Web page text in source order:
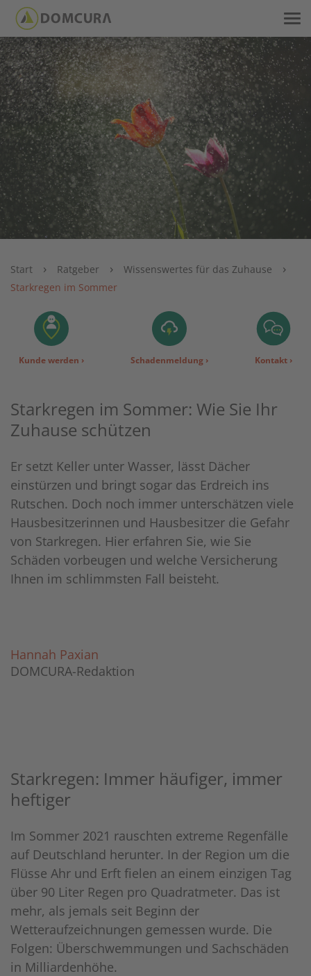
Start › Ratgeber › Wissenswertes für das Zuhause ›
Starkregen im Sommer
Kunde werden › Schadenmeldung › Kontakt ›
Starkregen im Sommer: Wie Sie Ihr
Zuhause schützen
Er setzt Keller unter Wasser, lässt Dächer
einstürzen und bringt sogar das Erdreich ins
Rutschen. Doch noch immer unterschätzen viele
Hausbesitzerinnen und Hausbesitzer die Gefahr
von Starkregen. Hier erfahren Sie, wie Sie
Schäden vorbeugen und welche Versicherung
Ihnen im schlimmsten Fall beisteht.
Hannah Paxian
DOMCURA-Redaktion
Starkregen: Immer häufiger, immer
heftiger
Im Sommer 2021 rauschten extreme Regenfälle
auf Deutschland herunter. In der Region um die
Flüsse Ahr und Erft fielen an einem einzigen Tag
über 90 Liter Regen pro Quadratmeter. Das ist
mehr, als jemals seit Beginn der
Wetteraufzeichnungen gemessen wurde. Die
Folgen: Überschwemmungen und Sachschäden
in Milliardenhöhe.